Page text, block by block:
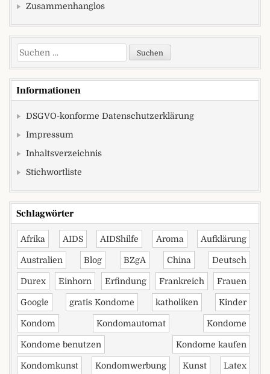
Zusammenhanglos
Suchen nach:
Informationen
DSGVO-konforme Datenschutzerklärung
Impressum
Inhaltsverzeichnis
Stichwortliste
Schlagwörter
Afrika AIDS AIDShilfe Aroma Aufklärung
Australien Blog BZgA China Deutsch
Durex Einhorn Erfindung Frankreich Frauen
Google gratis Kondome katholiken Kinder
Kondom Kondomautomat Kondome
Kondome benutzen Kondome kaufen
Kondomkunst Kondomwerbung Kunst Latex